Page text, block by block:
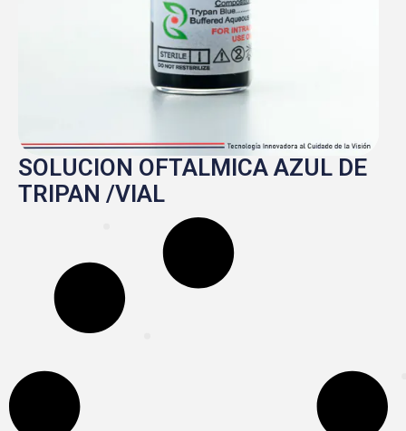
SOLUCION OFTALMICA AZUL DE
TRIPAN /VIAL